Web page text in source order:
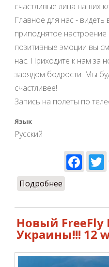
счастливые лица наших
Главное для нас - видеть
приподнятое
позитивные эмоции вы
нас. Приходите к нам за
зарядом бодрости. Мы
счастливее!
Запись на полеты по
Язык
Русский
Подробнее
Новый FreeFly
Украины!!! 12